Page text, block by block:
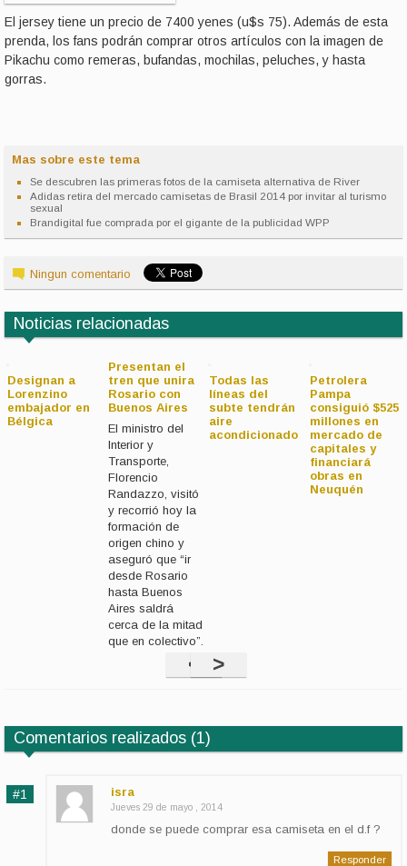
El jersey tiene un precio de 7400 yenes (u$s 75). Además de esta
prenda, los fans podrán comprar otros artículos con la imagen de
Pikachu como remeras, bufandas, mochilas, peluches, y hasta
gorras.
Mas sobre este tema
Se descubren las primeras fotos de la camiseta alternativa de River
Adidas retira del mercado camisetas de Brasil 2014 por invitar al turismo
sexual
Brandigital fue comprada por el gigante de la publicidad WPP
Ningun comentario
Noticias relacionadas
Designan a
Lorenzino
embajador en
Bélgica
Presentan el
tren que unira
Rosario con
Buenos Aires
El ministro del
Interior y
Transporte,
Florencio
Randazzo, visitó
y recorrió hoy la
formación de
origen chino y
aseguró que “ir
desde Rosario
hasta Buenos
Aires saldrá
cerca de la mitad
que en colectivo”.
Todas las
líneas del
subte tendrán
aire
acondicionado
Petrolera
Pampa
consiguió $525
millones en
mercado de
capitales y
financiará
obras en
Neuquén
< >
Comentarios realizados (1)
isra
Jueves 29 de mayo , 2014
donde se puede comprar esa camiseta en el d.f ?
Responder